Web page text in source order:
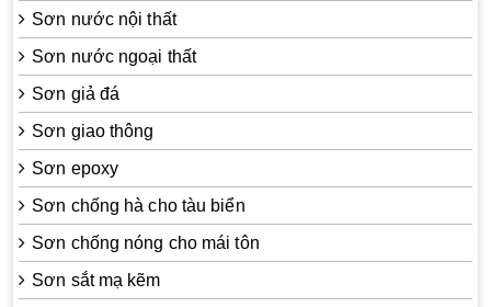
Sơn nước nội thất
Sơn nước ngoại thất
Sơn giả đá
Sơn giao thông
Sơn epoxy
Sơn chống hà cho tàu biển
Sơn chống nóng cho mái tôn
Sơn sắt mạ kẽm